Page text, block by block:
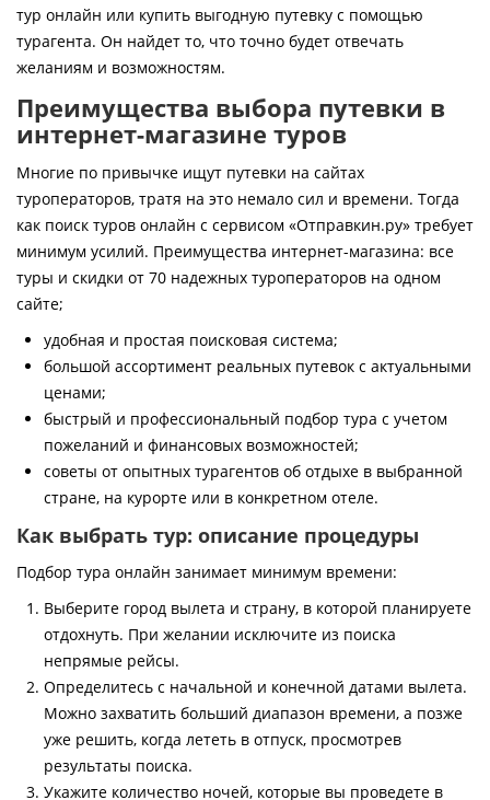
тур онлайн или купить выгодную путевку с помощью
турагента. Он найдет то, что точно будет отвечать
желаниям и возможностям.
Преимущества выбора путевки в
интернет-магазине туров
Многие по привычке ищут путевки на сайтах
туроператоров, тратя на это немало сил и времени. Тогда
как поиск туров онлайн с сервисом «Отправкин.ру» требует
минимум усилий. Преимущества интернет-магазина: все
туры и скидки от 70 надежных туроператоров на одном
сайте;
удобная и простая поисковая система;
большой ассортимент реальных путевок с актуальными
ценами;
быстрый и профессиональный подбор тура с учетом
пожеланий и финансовых возможностей;
советы от опытных турагентов об отдыхе в выбранной
стране, на курорте или в конкретном отеле.
Как выбрать тур: описание процедуры
Подбор тура онлайн занимает минимум времени:
Выберите город вылета и страну, в которой планируете
отдохнуть. При желании исключите из поиска
непрямые рейсы.
Определитесь с начальной и конечной датами вылета.
Можно захватить больший диапазон времени, а позже
уже решить, когда лететь в отпуск, просмотрев
результаты поиска.
Укажите количество ночей, которые вы проведете в